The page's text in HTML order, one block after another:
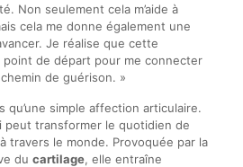
Non seulement cela m’aide à
cela me donne également une
Je réalise que cette
de départ pour me connecter
de guérison. »
simple affection articulaire.
peut transformer le quotidien de
travers le monde. Provoquée par la
du cartilage, elle entraîne